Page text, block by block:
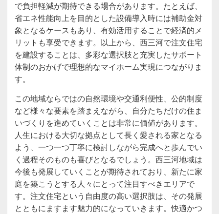
で負担軽減が期待できる場合があります。たとえば、
省エネ性能向上を目的とした設備導入時には補助金対
象となるケースもあり、有効活用することで経済的メ
リットも享受できます。以上から、西三河で注文住宅
を建設することは、多彩な選択肢と充実したサポート
体制のおかげで理想的なマイホーム実現につながりま
す。
この地域ならではの自然環境や交通利便性、公的制度
など様々な要素を踏まえながら、自分たちだけの住ま
いづくりを進めていくことは非常に価値があります。
人生における大切な拠点として長く愛される家となる
よう、一つ一つ丁寧に検討しながら完成へと歩んでい
く過程そのものも喜びとなるでしょう。西三河地域は
今後も発展していくことが期待されており、新たに家
庭を築こうとする人々にとって注目すべきエリアで
す。注文住宅という自由度の高い選択肢は、その発展
とともにますます魅力的になっていきます。快適かつ